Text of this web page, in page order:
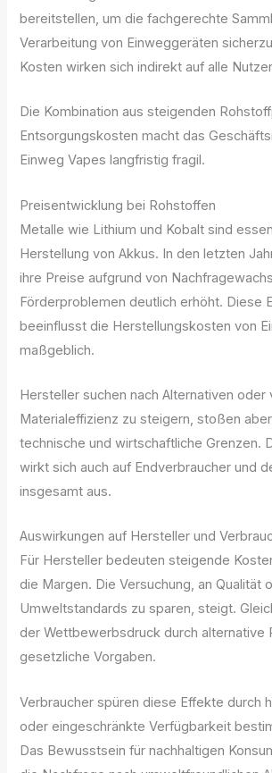
bereitstellen, um die fachgerechte
Verarbeitung von Einweggeräten
Kosten wirken sich indirekt auf alle
Die Kombination aus steigenden
Entsorgungskosten macht das
Einweg Vapes langfristig fragil.
Preisentwicklung bei Rohstoffen
Metalle wie Lithium und Kobalt sind
Herstellung von Akkus. In den letzten
ihre Preise aufgrund von
Förderproblemen deutlich erhöht. Diese
beeinflusst die Herstellungskosten von
maßgeblich.
Hersteller suchen nach Alternativen oder
Materialeffizienz zu steigern, stoßen
technische und wirtschaftliche Grenzen.
wirkt sich auch auf Endverbraucher und
insgesamt aus.
Auswirkungen auf Hersteller und
Für Hersteller bedeuten steigende
die Margen. Die Versuchung, an Qualität
Umweltstandards zu sparen, steigt.
der Wettbewerbsdruck durch alternative
gesetzliche Vorgaben.
Verbraucher spüren diese Effekte durch
oder eingeschränkte Verfügbarkeit
Das Bewusstsein für nachhaltigen